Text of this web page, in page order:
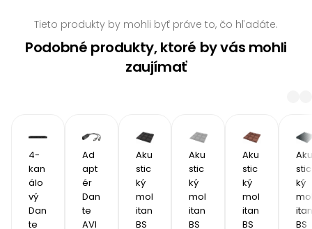
Tieto produkty by mohli byť práve to, čo hľadáte.
Podobné produkty, ktoré by vás mohli
zaujímať
4-
kan
álo
vý
Dan
te
Ad
apt
ér
Dan
te
AVI
Aku
stic
ký
mol
itan
BS
Aku
stic
ký
mol
itan
BS
Aku
stic
ký
mol
itan
BS
Aku
stic
ký
itan
BS